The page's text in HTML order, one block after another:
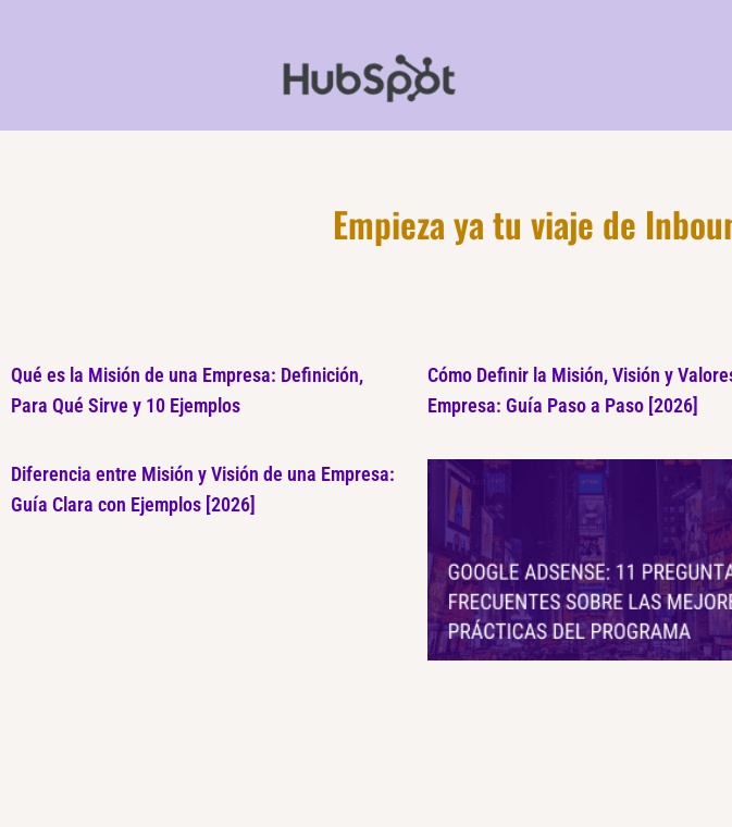
Empieza ya tu viaje de
Qué es la Misión de una Empresa: Definición,
Para Qué Sirve y 10 Ejemplos
Cómo Definir la Misión, Visión y
Empresa: Guía Paso a Paso [2026]
Diferencia entre Misión y Visión de una Empresa:
Guía Clara con Ejemplos [2026]